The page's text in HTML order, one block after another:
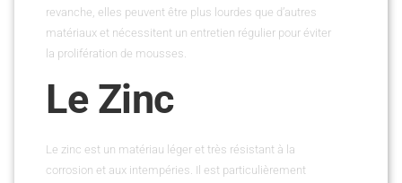
revanche, elles peuvent être plus lourdes que d’autres
matériaux et nécessitent un entretien régulier pour éviter
la prolifération de mousses.
Le Zinc
Le zinc est un matériau léger et très résistant à la
corrosion et aux intempéries. Il est particulièrement